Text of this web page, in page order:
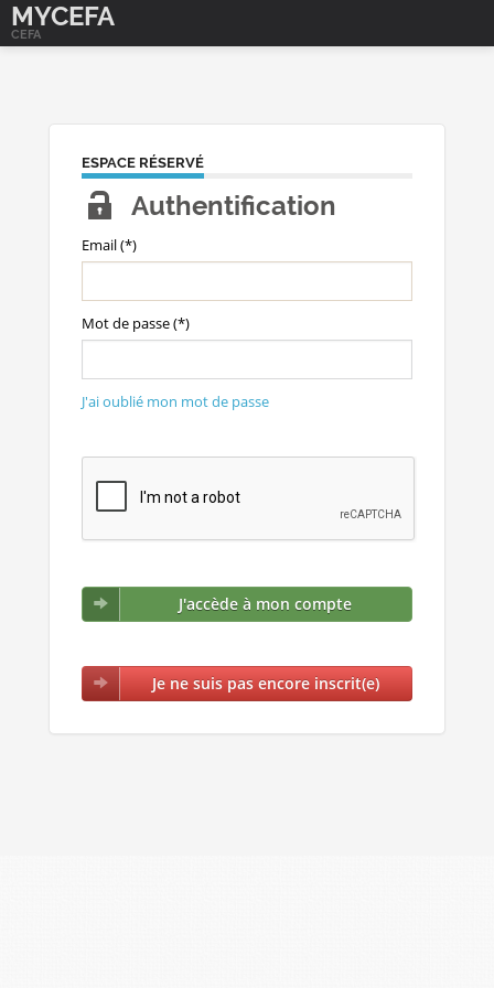
MYCEFA
CEFA
ESPACE RÉSERVÉ
Authentification
Email (*)
Mot de passe (*)
J'ai oublié mon mot de passe
J'accède à mon compte
Je ne suis pas encore inscrit(e)